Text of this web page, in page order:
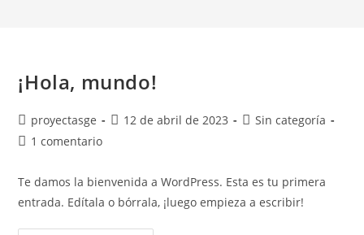
¡Hola, mundo!
proyectasge 12 de abril de 2023
Sin categoría
1 comentario
Te damos la bienvenida a WordPress. Esta es tu primera
entrada. Edítala o bórrala, ¡luego empieza a escribir!